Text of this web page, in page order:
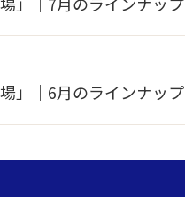
」｜6月のラインナップ